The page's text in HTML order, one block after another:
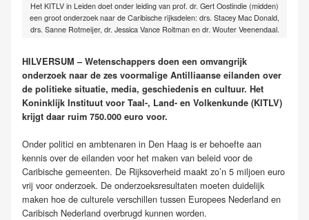
Het KITLV in Leiden doet onder leiding van prof. dr. Gert Oostindie (midden)
een groot onderzoek naar de Caribische rijksdelen: drs. Stacey Mac Donald,
drs. Sanne Rotmeijer, dr. Jessica Vance Roitman en dr. Wouter Veenendaal.
HILVERSUM – Wetenschappers doen een omvangrijk
onderzoek naar de zes voormalige Antilliaanse eilanden over
de politieke situatie, media, geschiedenis en cultuur. Het
Koninklijk Instituut voor Taal-, Land- en Volkenkunde (KITLV)
krijgt daar ruim 750.000 euro voor.
Onder politici en ambtenaren in Den Haag is er behoefte aan
kennis over de eilanden voor het maken van beleid voor de
Caribische gemeenten. De Rijksoverheid maakt zo’n 5 miljoen euro
vrij voor onderzoek. De onderzoeksresultaten moeten duidelijk
maken hoe de culturele verschillen tussen Europees Nederland en
Caribisch Nederland overbrugd kunnen worden.